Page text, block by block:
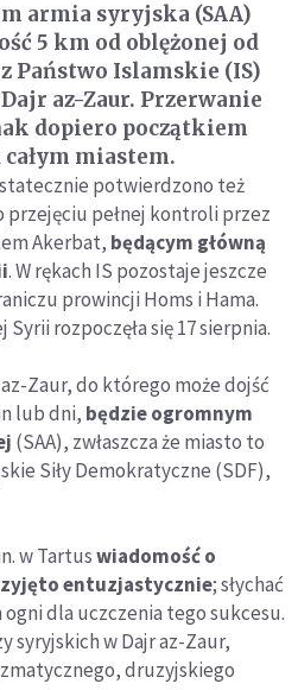
armia syryjska (SAA)
5 km od oblężonej od
Państwo Islamskie (IS)
az-Zaur. Przerwanie
dopiero początkiem
miastem.
potwierdzono też
przejęciu pełnej kontroli przez
Akerbat, będącym główną
. W rękach IS pozostaje jeszcze
prowincji Homs i Hama.
rozpoczęła się 17 sierpnia.
Zaur, do którego może dojść
lub dni, będzie ogromnym
(SAA), zwłaszcza że miasto to
Siły Demokratyczne (SDF),
w Tartuswiadomość o
entuzjastycznie; słychać
ogni dla uczczenia tego sukcesu.
syryjskich w Dajr az-Zaur,
druzyjskiego